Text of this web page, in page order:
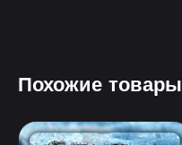
Похожие товары